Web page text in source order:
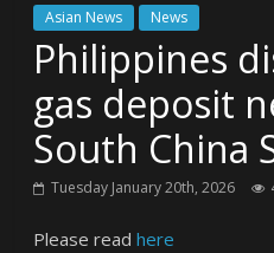
Asian News News
Philippines
gas deposit
South China
Tuesday January 20th, 2026
Please readhere